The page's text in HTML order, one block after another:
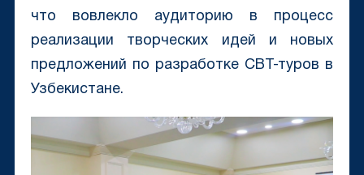
что вовлекло аудиторию в процесс
реализации творческих идей и новых
предложений по разработке СВТ-туров в
Узбекистане.